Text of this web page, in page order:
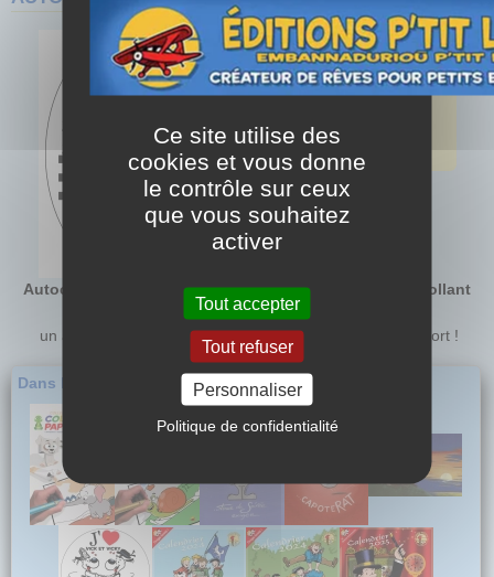
Auteur:BERTIN Bruno
Editeur: Editions P'tit Louis
Carterie
Genre: Livres Tout public
: 9,5 x 14,5 cm
Autocollant Breizh, autocollant sur la bretagne, autocollant
breton
un autocollant qui ravira votre voiture ou tout autre support !
Dans la même série...
Ce site utilise des
cookies et vous donne
le contrôle sur ceux
que vous souhaitez
activer
Tout accepter
Tout refuser
Personnaliser
Politique de confidentialité